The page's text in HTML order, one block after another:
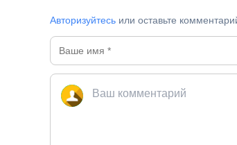
Авторизуйтесь или оставьте